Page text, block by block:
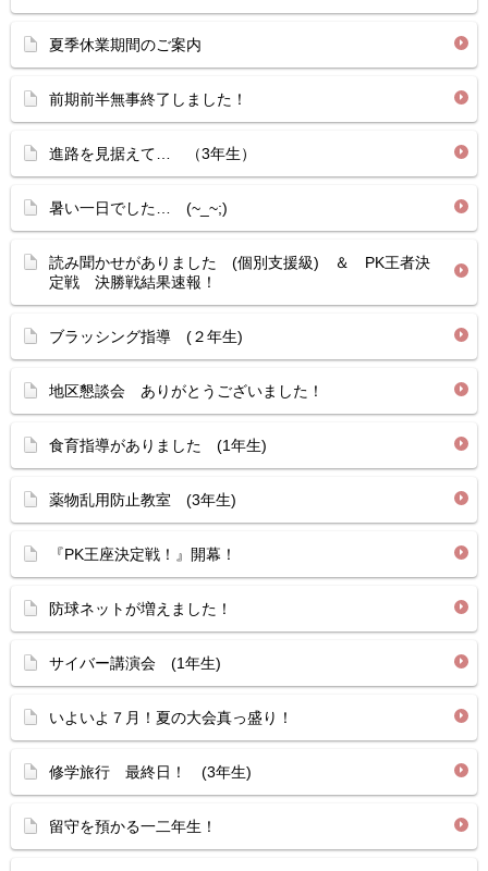
夏季休業期間のご案内
前期前半無事終了しました！
進路を見据えて… （3年生）
暑い一日でした… (~_~;)
読み聞かせがありました (個別支援級) ＆ PK王者決
定戦 決勝戦結果速報！
ブラッシング指導 (２年生)
地区懇談会 ありがとうございました！
食育指導がありました (1年生)
薬物乱用防止教室 (3年生)
『PK王座決定戦！』開幕！
防球ネットが増えました！
サイバー講演会 (1年生)
いよいよ７月！夏の大会真っ盛り！
修学旅行 最終日！ (3年生)
留守を預かる一二年生！